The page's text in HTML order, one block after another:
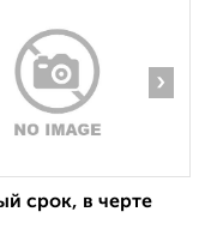
›
срок, в черте